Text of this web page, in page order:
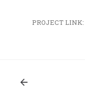
PROJECT LINK: